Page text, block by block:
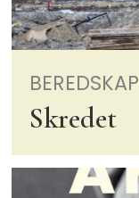
BEREDSKAP
Skredet